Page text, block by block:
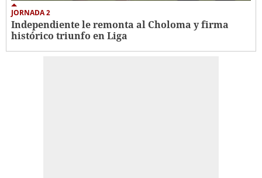
JORNADA 2
Independiente le remonta al Choloma y firma
histórico triunfo en Liga